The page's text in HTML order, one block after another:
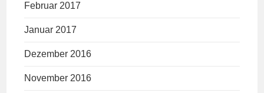
Februar 2017
Januar 2017
Dezember 2016
November 2016